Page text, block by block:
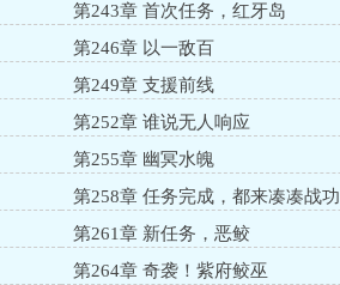
第243章 首次任务，红牙岛
第246章 以一敌百
第249章 支援前线
第252章 谁说无人响应
第255章 幽冥水魄
第258章 任务完成，都来凑凑战功
第261章 新任务，恶鲛
第264章 奇袭！紫府鲛巫